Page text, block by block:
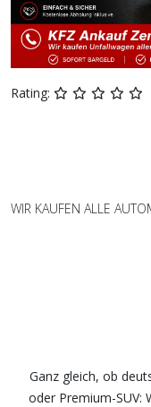
Rating:
WIR KAUFEN ALLE
Ganz gleich, ob
oder Premium-SUV: